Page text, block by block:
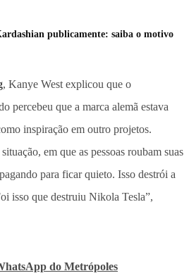
publicamente: saiba o motivo
, Kanye West explicou que o
percebeu que a marca alemã estava
inspiração em outro projetos.
em que as pessoas roubam suas
para ficar quieto. Isso destrói a
isso que destruiu Nikola Tesla”,
do Metrópoles